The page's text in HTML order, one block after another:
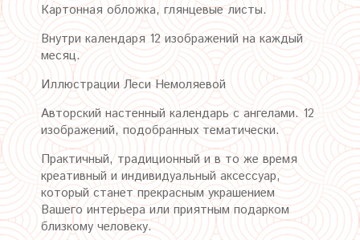
Картонная обложка, глянцевые листы.
Внутри календаря 12 изображений на каждый
месяц.
Иллюстрации Леси Немоляевой
Авторский настенный календарь с ангелами. 12
изображений, подобранных тематически.
Практичный, традиционный и в то же время
креативный и индивидуальный аксессуар,
который станет прекрасным украшением
Вашего интерьера или приятным подарком
близкому человеку.